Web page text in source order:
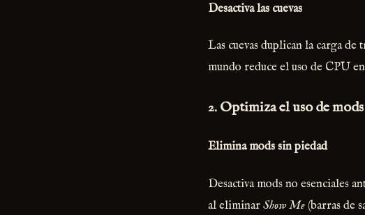
Desactiva las cuevas
Las cuevas duplican la carga
mundo reduce el uso de CPU
2. Optimiza el uso de mods
Elimina mods sin piedad
Desactiva mods no esenciales
al eliminarShow Me (barras de